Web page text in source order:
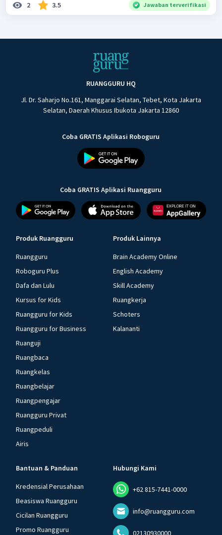
2 3.5 Jawaban terverifikasi
RUANGGURU HQ
Jl. Dr. Saharjo No.161, Manggarai Selatan, Tebet, Kota Jakarta
Selatan, Daerah Khusus Ibukota Jakarta 12860
Coba GRATIS Aplikasi Roboguru
Coba GRATIS Aplikasi Ruangguru
Produk Ruangguru
Ruangguru
Roboguru Plus
Dafa dan Lulu
Kursus for Kids
Ruangguru for Kids
Ruangguru for Business
Ruanguji
Ruangbaca
Ruangkelas
Ruangbelajar
Ruangpengajar
Ruangguru Privat
Ruangpeduli
Airis
Produk Lainnya
Brain Academy Online
English Academy
Skill Academy
Ruangkerja
Schoters
Kalananti
Bantuan & Panduan
Kredensial Perusahaan
Beasiswa Ruangguru
Cicilan Ruangguru
Promo Ruangguru
Hubungi Kami
+62 815-7441-0000
info@ruangguru.com
02130930000